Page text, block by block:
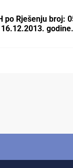
po Rješenju broj: